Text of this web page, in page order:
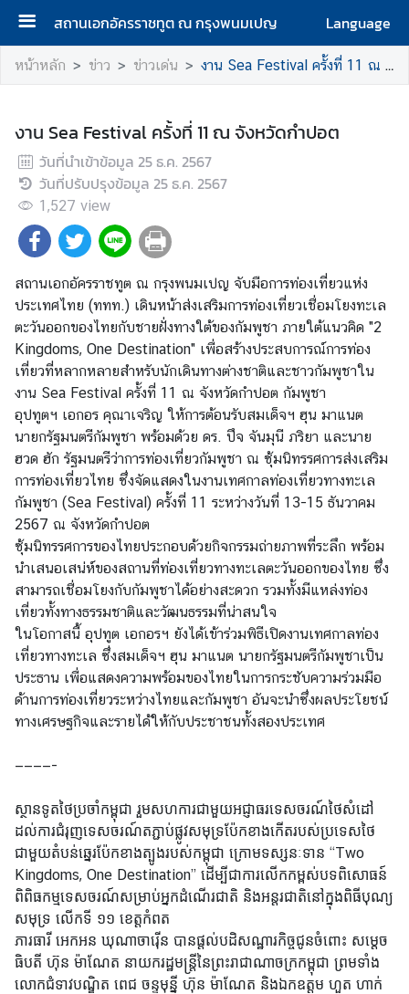
สถานเอกอัครราชทูต ณ กรุงพนมเปญ
Language
ห
แ
ก
เ
กี่
ย
กั
บ
ส
ถ
า
น
เ
อ
ก
อั
ค
ร
า
ช
ทู
ต
ฯ
ข่
ว
ล
ะ
กิ
จ
ก
ร
ร
ม
หน้าหลัก ข่าว ข่าวเด่น งาน Sea Festival ครั้งที่ 11 ณ จังหวัดกำปอต
งาน Sea Festival ครั้งที่ 11 ณ จังหวัดกำปอต
วันที่นำเข้าข้อมูล 25 ธ.ค. 2567
วันที่ปรับปรุงข้อมูล 25 ธ.ค. 2567
1,527 view
สถานเอกอัครราชทูต ณ กรุงพนมเปญ จับมือการท่องเที่ยวแห่ง
ประเทศไทย (ททท.) เดินหน้าส่งเสริมการท่องเที่ยวเชื่อมโยงทะเล
ตะวันออกของไทยกับชายฝั่งทางใต้ของกัมพูชา ภายใต้แนวคิด "2
Kingdoms, One Destination" เพื่อสร้างประสบการณ์การท่อง
เที่ยวที่หลากหลายสำหรับนักเดินทางต่างชาติและชาวกัมพูชาใน
งาน Sea Festival ครั้งที่ 11 ณ จังหวัดกำปอต กัมพูชา
อุปทูตฯ เอกอร คุณาเจริญ ให้การต้อนรับสมเด็จฯ ฮุน มาแนต
นายกรัฐมนตรีกัมพูชา พร้อมด้วย ดร. ปึจ จันมุนี ภริยา และนาย
ฮวด ฮัก รัฐมนตรีว่าการท่องเที่ยวกัมพูชา ณ ซุ้มนิทรรศการส่งเสริม
การท่องเที่ยวไทย ซึ่งจัดแสดงในงานเทศกาลท่องเที่ยวทางทะเล
กัมพูชา (Sea Festival) ครั้งที่ 11 ระหว่างวันที่ 13-15 ธันวาคม
2567 ณ จังหวัดกำปอต
ซุ้มนิทรรศการของไทยประกอบด้วยกิจกรรมถ่ายภาพที่ระลึก พร้อม
นำเสนอเสน่ห์ของสถานที่ท่องเที่ยวทางทะเลตะวันออกของไทย ซึ่ง
สามารถเชื่อมโยงกับกัมพูชาได้อย่างสะดวก รวมทั้งมีแหล่งท่อง
เที่ยวทั้งทางธรรมชาติและวัฒนธรรมที่น่าสนใจ
ในโอกาสนี้ อุปทูต เอกอรฯ ยังได้เข้าร่วมพิธีเปิดงานเทศกาลท่อง
เที่ยวทางทะเล ซึ่งสมเด็จฯ ฮุน มาแนต นายกรัฐมนตรีกัมพูชาเป็น
ประธาน เพื่อแสดงความพร้อมของไทยในการกระชับความร่วมมือ
ด้านการท่องเที่ยวระหว่างไทยและกัมพูชา อันจะนำซึ่งผลประโยชน์
ทางเศรษฐกิจและรายได้ให้กับประชาชนทั้งสองประเทศ
————-
ស្ថានទូតថៃប្រចាំកម្ពុជា រួមសហការជាមួយអជ្ញាធរទេសចរណ៍ថៃសំដៅ
ដល់ការជំរុញទេសចរណ៍តភ្ជាប់ផ្លូវសមុទ្រប៉ែកខាងកើតរបស់ប្រទេសថៃ
ជាមួយតំបន់ឆ្នេរប៉ែកខាងត្បូងរបស់កម្ពុជា ក្រោមទស្សនៈទាន “Two
Kingdoms, One Destination” ដើម្បីជាការលើកកម្ពស់បទពិសោធន៍
ពិពិធកម្មទេសចរណ៍សម្រាប់អ្នកដំណើរជាតិ និងអន្តរជាតិនៅក្នុងពិធីបុណ្យ
សមុទ្រ លើកទី ១១ ខេត្តកំពត
ភារធារី អេកអន ឃុណាចារ៉ើន បានផ្តល់បដិសណ្ឋារកិច្ចជូនចំពោះ សម្តេច
ធិបតី ហ៊ុន ម៉ាណែត នាយករដ្ឋមន្ត្រីនៃព្រះរាជាណាចក្រកម្ពុជា ព្រមទាំង
លោកជំទាវបណ្ឌិត ពេជ ចន្ទមុន្នី ហ៊ុន ម៉ាណែត និងឯកឧត្តម ហួត ហាក់